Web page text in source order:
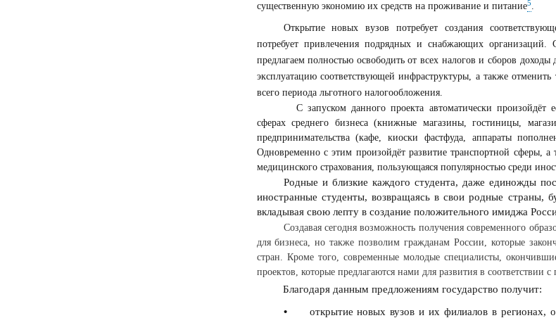
существенную экономию их средств на проживание и питание5
Открытие новых вузов потребует создания
потребует привлечения подрядных и снабжающих организаций.
предлагаем полностью освободить от всех налогов и сборов
эксплуатацию соответствующей инфраструктуры, а также
всего периода льготного налогообложения.
С запуском данного проекта автоматически произойдёт
сферах среднего бизнеса (книжные магазины, гостиницы,
предпринимательства (кафе, киоски фастфуда, аппараты
Одновременно с этим произойдёт развитие транспортной сферы, а
медицинского страхования, пользующаяся популярностью среди
Родные и близкие каждого студента, даже единожды
иностранные студенты, возвращаясь в свои родные страны,
вкладывая свою лепту в создание положительного имиджа
Создавая сегодня возможность получения современного
для бизнеса, но также позволим гражданам России, которые
стран. Кроме того, современные молодые специалисты,
проектов, которые предлагаются нами для развития в
Благодаря данным предложениям государство получит:
• открытие новых вузов и их филиалов в